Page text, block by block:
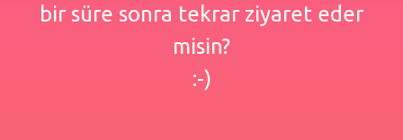
bir süre sonra tekrar ziyaret eder
misin?
:-)